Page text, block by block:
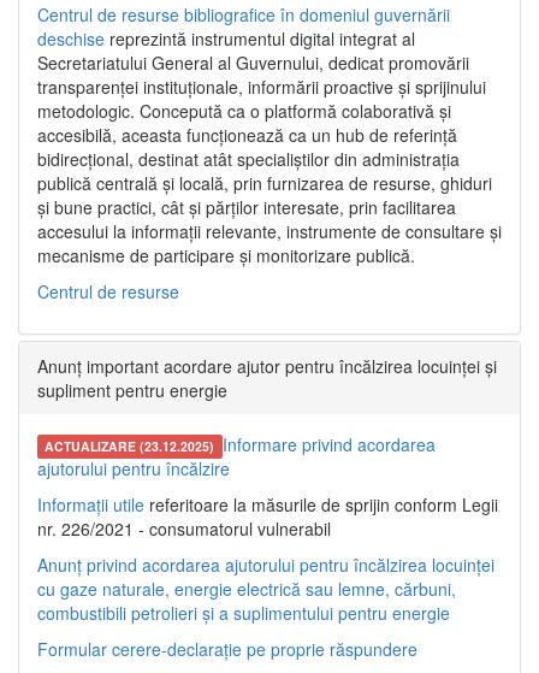
Centrul de resurse bibliografice în domeniul guvernării
deschise reprezintă instrumentul digital integrat al
Secretariatului General al Guvernului, dedicat promovării
transparenței instituționale, informării proactive și sprijinului
metodologic. Concepută ca o platformă colaborativă și
accesibilă, aceasta funcționează ca un hub de referință
bidirecțional, destinat atât specialiștilor din administrația
publică centrală și locală, prin furnizarea de resurse, ghiduri
și bune practici, cât și părților interesate, prin facilitarea
accesului la informații relevante, instrumente de consultare și
mecanisme de participare și monitorizare publică.
Centrul de resurse
Anunț important acordare ajutor pentru încălzirea locuinței și
supliment pentru energie
ACTUALIZARE (23.12.2025) Informare privind acordarea
ajutorului pentru încălzire
Informații utile referitoare la măsurile de sprijin conform Legii
nr. 226/2021 - consumatorul vulnerabil
Anunț privind acordarea ajutorului pentru încălzirea locuinței
cu gaze naturale, energie electrică sau lemne, cărbuni,
combustibili petrolieri și a suplimentului pentru energie
Formular cerere-declarație pe proprie răspundere